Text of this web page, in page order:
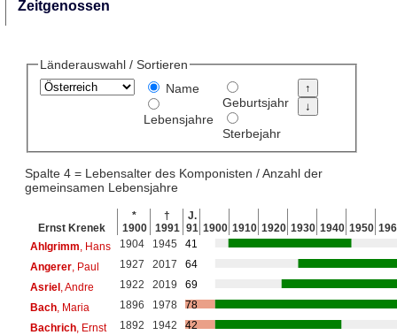
Zeitgenossen
Länderauswahl / Sortieren
Name
Lebensjahre
Geburtsjahr
Sterbejahr
Spalte 4 = Lebensalter des Komponisten / Anzahl der
gemeinsamen Lebensjahre
Ernst Krenek
*
1900
†
1991
J.
91 1900 1910 1920 1930 1940 1950
Ahlgrimm , Hans 1904 1945
41
Angerer, Paul 1927 2017
64
Asriel, Andre 1922 2019
69
Bach, Maria 1896 1978
78
Bachrich, Ernst 1892 1942
42